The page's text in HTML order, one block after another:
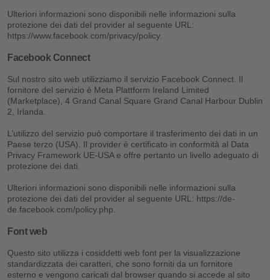
Ulteriori informazioni sono disponibili nelle informazioni sulla
protezione dei dati del provider al seguente URL:
https://www.facebook.com/privacy/policy.
Facebook Connect
Sul nostro sito web utilizziamo il servizio Facebook Connect. Il
fornitore del servizio è Meta Plattform Ireland Limited
(Marketplace), 4 Grand Canal Square Grand Canal Harbour Dublin
2, Irlanda.
L’utilizzo del servizio può comportare il trasferimento dei dati in un
Paese terzo (USA). Il provider è certificato in conformità al Data
Privacy Framework UE-USA e offre pertanto un livello adeguato di
protezione dei dati.
Ulteriori informazioni sono disponibili nelle informazioni sulla
protezione dei dati del provider al seguente URL: https://de-
de.facebook.com/policy.php.
Font web
Questo sito utilizza i cosiddetti web font per la visualizzazione
standardizzata dei caratteri, che sono forniti da un fornitore
esterno e vengono caricati dal browser quando si accede al sito